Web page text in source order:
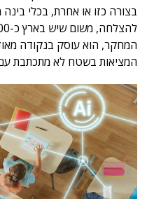
בצורה כזו או אחרת, בכלי
המחקר, הוא עוסק בנקודה
המציאות בשטח לא מתכתבת